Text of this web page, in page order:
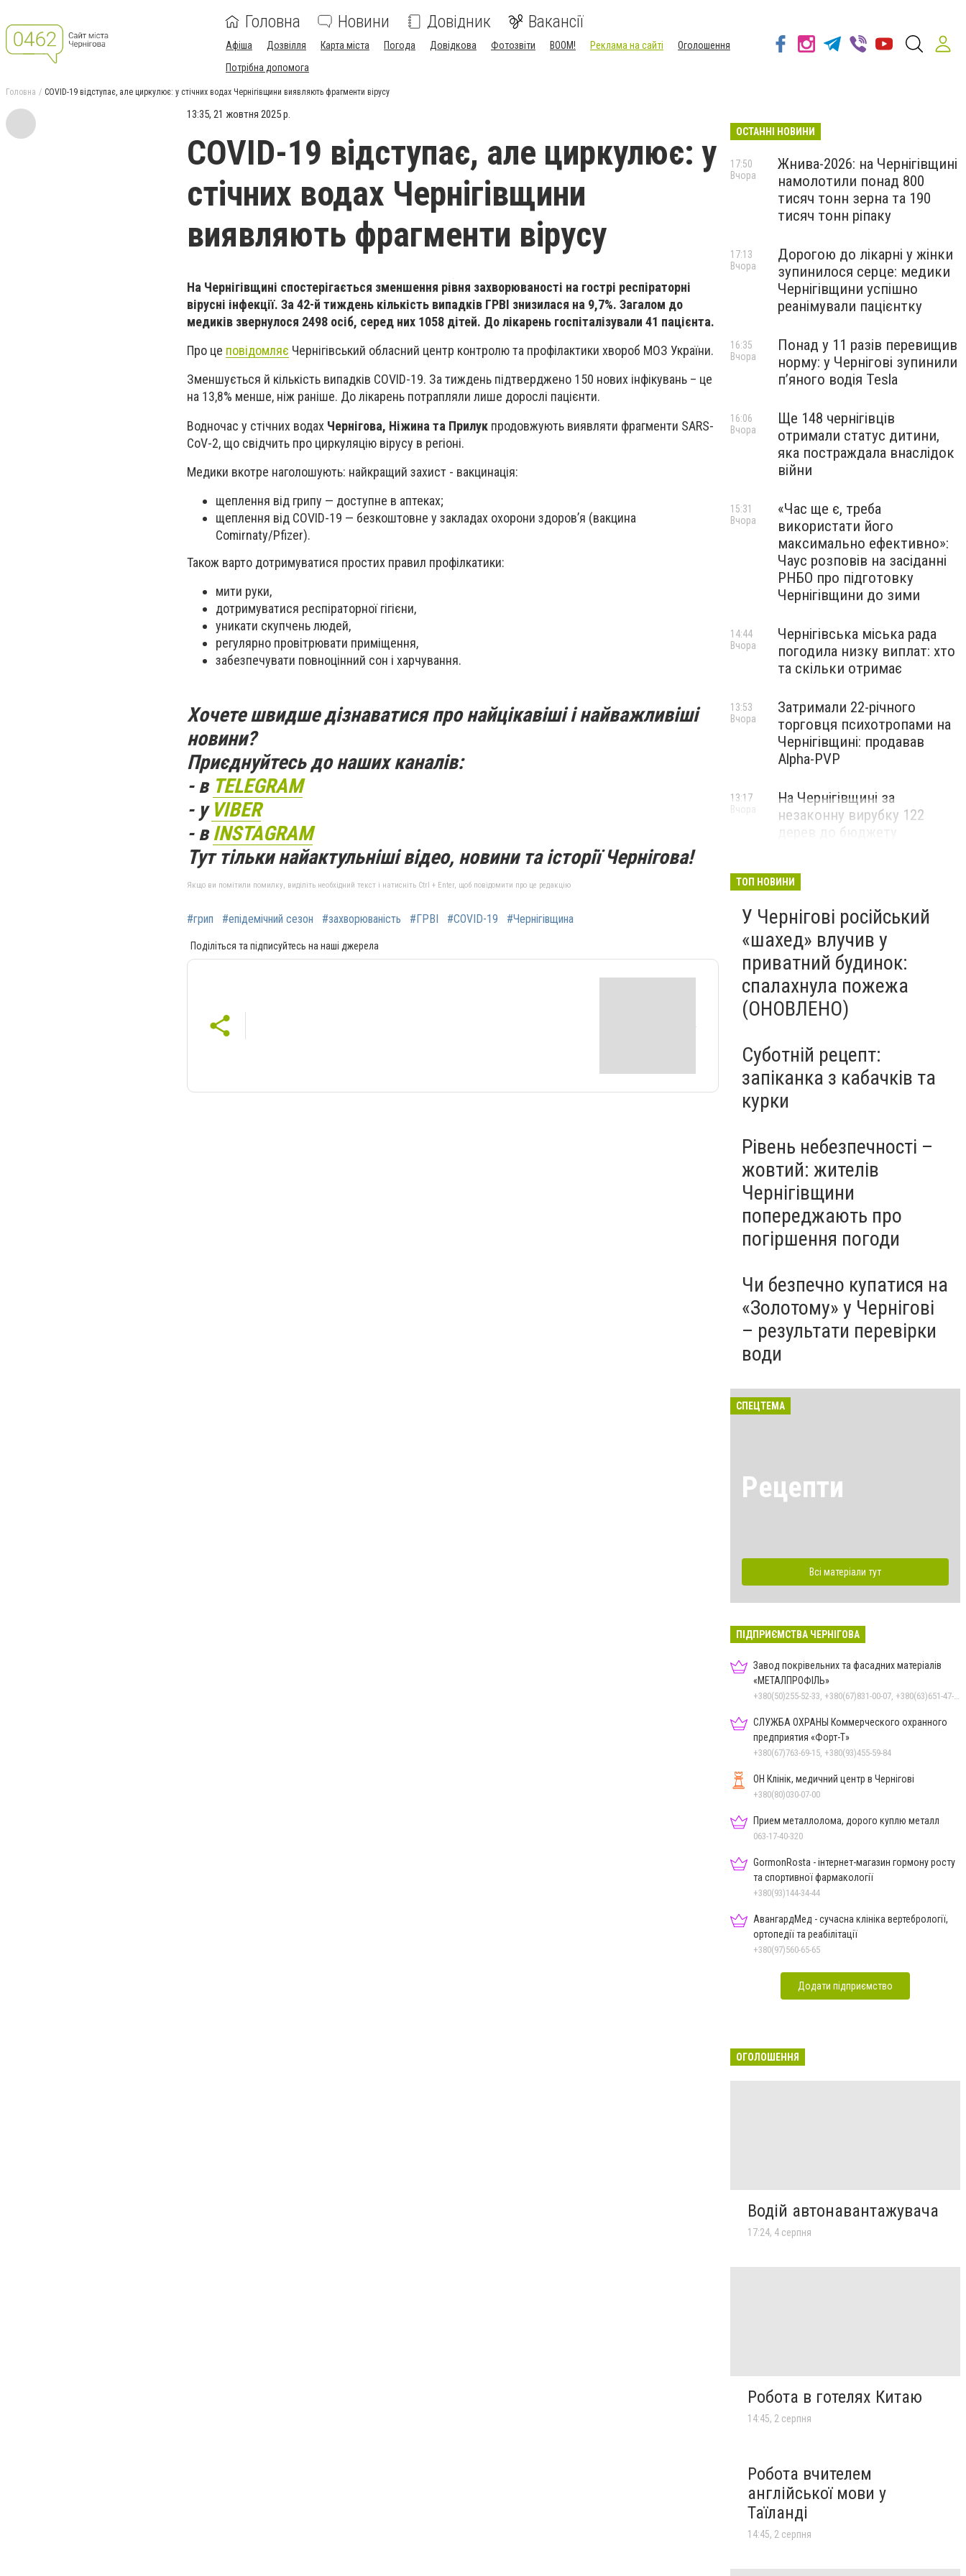
Головна Новини Довідник Вакансії
Афіша Дозвілля Карта міста Погода Довідкова Фотозвіти BOOM! Реклама на сайті
Оголошення
Потрібна допомога
Головна COVID-19 відступає, але циркулює: у стічних водах Чернігівщини виявляють фрагменти вірусу
13:35, 21 жовтня 2025 р.
COVID-19 відступає, але циркулює: у
стічних водах Чернігівщини
виявляють фрагменти вірусу
На Чернігівщині спостерігається зменшення рівня захворюваності на гострі респіраторні
вірусні інфекції. За 42-й тиждень кількість випадків ГРВІ знизилася на 9,7%. Загалом до
медиків звернулося 2498 осіб, серед них 1058 дітей. До лікарень госпіталізували 41 пацієнта.
Про це повідомляє Чернігівський обласний центр контролю та профілактики хвороб МОЗ України.
Зменшується й кількість випадків COVID-19. За тиждень підтверджено 150 нових інфікувань – це
на 13,8% менше, ніж раніше. До лікарень потрапляли лише дорослі пацієнти.
Водночас у стічних водах Чернігова, Ніжина та Прилук продовжують виявляти фрагменти SARS-
CoV-2, що свідчить про циркуляцію вірусу в регіоні.
Медики вкотре наголошують: найкращий захист - вакцинація:
щеплення від грипу — доступне в аптеках;
щеплення від COVID-19 — безкоштовне у закладах охорони здоров’я (вакцина
Comirnaty/Pfizer).
Також варто дотримуватися простих правил профілкатики:
мити руки,
дотримуватися респіраторної гігієни,
уникати скупчень людей,
регулярно провітрювати приміщення,
забезпечувати повноцінний сон і харчування.
Хочете швидше дізнаватися про найцікавіші і найважливіші
новини?
Приєднуйтесь до наших каналів:
- в TELEGRAM
- у VIBER
- вINSTAGRAM
Тут тільки найактульніші відео, новини та історії Чернігова!
Якщо ви помітили помилку, виділіть необхідний текст і натисніть Ctrl + Enter, щоб повідомити про це редакцію
#грип #епідемічний сезон #захворюваність #ГРВІ #COVID-19 #Чернігівщина
Поділіться та підписуйтесь на наші джерела
ОСТАННІ НОВИНИ
Жнива-2026: на Чернігівщині
намолотили понад 800
тисяч тонн зерна та 190
тисяч тонн ріпаку
17:50
Вчора
Дорогою до лікарні у жінки
зупинилося серце: медики
Чернігівщини успішно
реанімували пацієнтку
17:13
Вчора
Понад у 11 разів перевищив
норму: у Чернігові зупинили
пʼяного водія Tesla
16:35
Вчора
Ще 148 чернігівців
отримали статус дитини,
яка постраждала внаслідок
війни
16:06
Вчора
«Час ще є, треба
використати його
максимально ефективно»:
Чаус розповів на засіданні
РНБО про підготовку
Чернігівщини до зими
15:31
Вчора
Чернігівська міська рада
погодила низку виплат: хто
та скільки отримає
14:44
Вчора
Затримали 22-річного
торговця психотропами на
Чернігівщині: продавав
Alpha-PVP
13:53
Вчора
На Чернігівщині за
незаконну вирубку 122
дерев до бюджету
13:17
Вчора
ТОП НОВИНИ
У Чернігові російський
«шахед» влучив у
приватний будинок:
спалахнула пожежа
(ОНОВЛЕНО)
Суботній рецепт:
запіканка з кабачків та
курки
Рівень небезпечності –
жовтий: жителів
Чернігівщини
попереджають про
погіршення погоди
Чи безпечно купатися на
«Золотому» у Чернігові
– результати перевірки
води
СПЕЦТЕМА
Рецепти
Всі матеріали тут
ПІДПРИЄМСТВА ЧЕРНІГОВА
Завод покрівельних та фасадних матеріалів
«МЕТАЛПРОФІЛЬ»
СЛУЖБА ОХРАНЫ Коммерческого охранного
предприятия «Форт-Т»
+380(67)763-69-15, +380(93)455-59-84
ОН Клінік, медичний центр в Чернігові
+380(80)030-07-00
Прием металлолома, дорого куплю металл
063-17-40-320
GormonRosta - інтернет-магазин гормону росту
та спортивної фармакології
+380(93)144-34-44
АвангардМед - сучасна клініка вертебрології,
ортопедії та реабілітації
+380(97)560-65-65
Додати підприємство
ОГОЛОШЕННЯ
Водій автонавантажувача
17:24, 4 серпня
Робота в готелях Китаю
14:45, 2 серпня
Робота вчителем
англійської мови у
Таїланді
14:45, 2 серпня